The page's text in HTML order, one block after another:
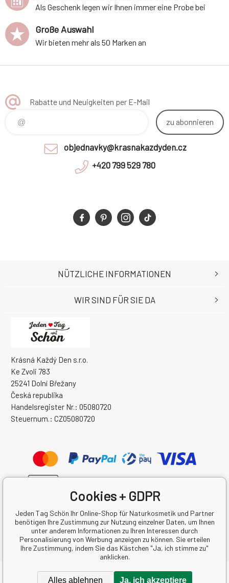
Als Geschenk legen wir Ihnen immer eine Probe bei
Große Auswahl
Wir bieten mehr als 50 Marken an
Rabatte und Neuigkeiten per E-Mail
zu abonnieren
objednavky@krasnakazdyden.cz
+420 799 529 780
Krásná Každý Den s.r.o.
Ke Zvoli 783
25241 Dolní Břežany
Česká republika
Handelsregister Nr.: 05080720
Steuernum.: CZ05080720
NÜTZLICHE INFORMATIONEN
WIR SIND FÜR SIE DA
Copyright © 2026 Krásná Každý Den s.r.o.
Cookies + GDPR
Jeden Tag Schön Ihr Online-Shop für Naturkosmetik und Partner
benötigen Ihre Zustimmung zur Nutzung einzelner Daten, um Ihnen
unter anderem Informationen zu Ihren Interessen durch
Personalisierung von Werbung anzeigen zu können. Sie erteilen
Ihre Zustimmung, indem Sie das Kästchen "Ja, ich stimme zu"
anklicken.
Alles ablehnen Ja, ich akzeptiere